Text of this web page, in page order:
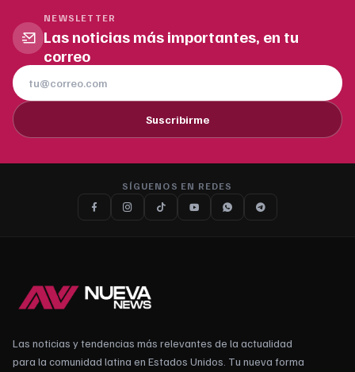
NEWSLETTER
Las noticias más importantes, en tu
correo
Suscribirme
SÍGUENOS EN REDES
Las noticias y tendencias más relevantes de la actualidad
para la comunidad latina en Estados Unidos. Tu nueva forma